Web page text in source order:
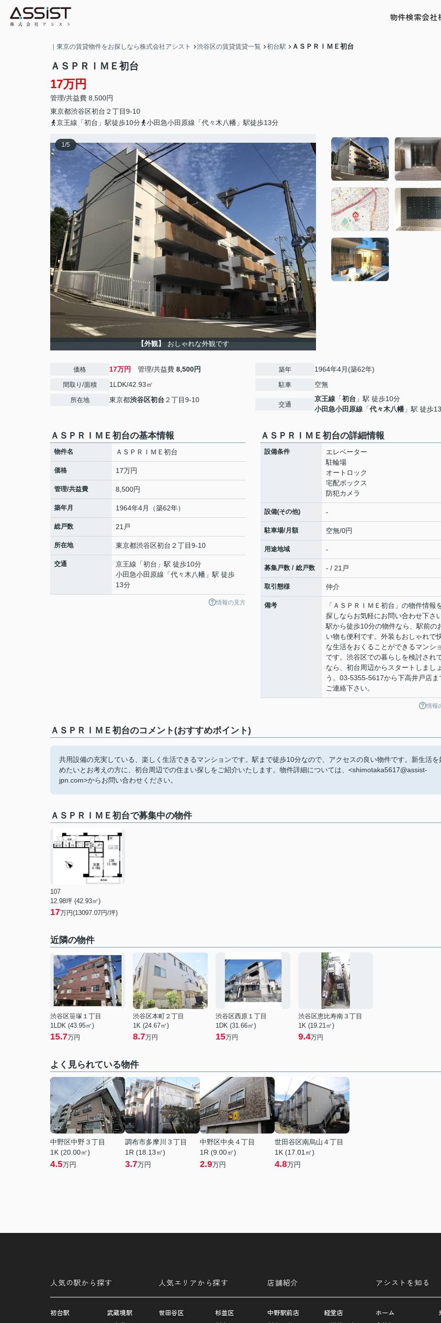
物件検索会社
｜東京の賃貸物件をお探しなら株式会社アシスト 渋谷区の賃貸賃貸一覧 初台駅 ＡＳＰＲＩＭＥ初台
ＡＳＰＲＩＭＥ初台
17万円
管理/共益費 8,500円
東京都渋谷区初台 ２丁目9-10
京王線「初台」駅徒歩10分
小田急小田原線「代々木八幡」駅徒歩13分
1/5
【外観】 おしゃれな外観です
価格 17万円 管理/共益費 8,500円
間取り/面積 1LDK/42.93㎡
所在地 東京都渋谷区初台 ２丁目9-10
築年 1964年4月(築62年)
駐車 空無
交通
京王線 「初台 」駅 徒歩10分
小田急小田原線 「代々木八幡 」駅 徒歩
ＡＳＰＲＩＭＥ初台の基本情報
物件名 ＡＳＰＲＩＭＥ初台
価格 17万円
管理/共益費 8,500円
築年月 1964年4月（築62年）
総戸数 21戸
所在地 東京都渋谷区初台 ２丁目9-10
交通 京王線 「初台 」駅 徒歩10分
小田急小田原線 「代々木八幡 」駅 徒歩
13分
情報の見方
ＡＳＰＲＩＭＥ初台の詳細情報
設備条件
エレベーター
駐輪場
オートロック
宅配ボックス
防犯カメラ
設備(その他) -
駐車場/月額 空無/0円
用途地域 -
募集戸数 / 総戸数 - / 21戸
取引態様 仲介
備考
「ＡＳＰＲＩＭＥ初台」の物件情報
探しならお気軽にお問い合わせ下さ
駅から徒歩10分の物件なら、駅前の
い物も便利です。外装もおしゃれで
な生活をおくることができるマンシ
です。渋谷区での暮らしを検討され
なら、初台周辺からスタートしまし
う。03-5355-5617から下高井戸店ま
ご連絡下さい。
情報
ＡＳＰＲＩＭＥ初台のコメント(おすすめポイント)
共用設備の充実している、楽しく生活できるマンションです。駅まで徒歩10分なので、アクセスの良い物件です。新生活を
めたいとお考えの方に、初台周辺での住まい探しをご紹介いたします。物件詳細については、<shimotaka5617@assist-
jpn.com>からお問い合わせください。
ＡＳＰＲＩＭＥ初台で募集中の物件
107
12.98坪 (42.93㎡)
17万円(13097.07円/坪)
近隣の物件
渋谷区笹塚１丁目
1LDK (43.95㎡)
15.7万円
渋谷区本町２丁目
1K (24.67㎡)
8.7万円
渋谷区西原１丁目
1DK (31.66㎡)
15万円
渋谷区恵比寿南３丁目
1K (19.21㎡)
9.4万円
よく見られている物件
中野区中野３丁目
1K (20.00㎡)
4.5万円
調布市多摩川３丁目
1R (18.13㎡)
3.7万円
中野区中央４丁目
1R (9.00㎡)
2.9万円
世田谷区南烏山４丁目
1K (17.01㎡)
4.8万円
人気の駅から探す
初台駅
武蔵境駅
人気エリアから探す
世田谷区
杉並区
店舗紹介
中野駅前店
経堂店
アシストを知る
ホーム